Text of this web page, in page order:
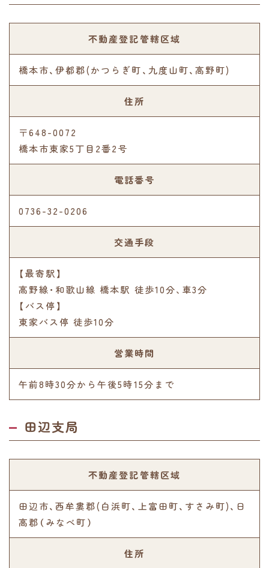
不動産登記管轄区域
橋本市、伊都郡(かつらぎ町、九度山町、高野町)
住所
〒648-0072
橋本市東家5丁目2番2号
電話番号
0736-32-0206
交通手段
【最寄駅】
高野線･和歌山線 橋本駅 徒歩10分､車3分
【バス停】
東家バス停 徒歩10分
営業時間
午前8時30分から午後5時15分まで
田辺支局
不動産登記管轄区域
田辺市、西牟婁郡(白浜町、上富田町、すさみ町)、日
高郡（みなべ町）
住所